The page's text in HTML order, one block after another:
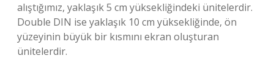
alıştığımız, yaklaşık 5 cm yüksekliğindeki ünitelerdir.
Double DIN ise yaklaşık 10 cm yüksekliğinde, ön
yüzeyinin büyük bir kısmını ekran oluşturan
ünitelerdir.